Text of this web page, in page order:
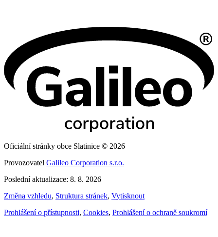
Oficiální stránky obce Slatinice © 2026
Provozovatel Galileo Corporation s.r.o.
Poslední aktualizace: 8. 8. 2026
Změna vzhledu, Struktura stránek, Vytisknout
Prohlášení o přístupnosti, Cookies, Prohlášení o ochraně soukromí